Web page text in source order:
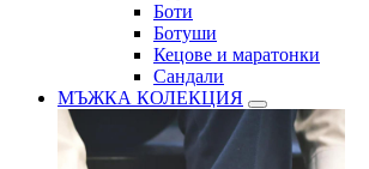
Боти
Ботуши
Кецове и маратонки
Сандали
МЪЖКА КОЛЕКЦИЯ